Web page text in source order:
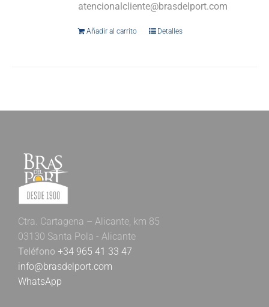
atencionalcliente@brasdelport.com
Añadir al carrito Detalles
Ctra. Cartagena – Alicante, km 85
03130 Santa Pola - Alicante
Teléfono +34 965 41 33 47
info@brasdelport.com
WhatsApp